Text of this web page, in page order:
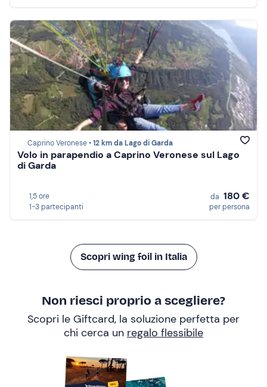
Caprino Veronese •12 km da Lago di Garda
Volo in parapendio a Caprino Veronese sul Lago
di Garda
1,5 ore
1-3 partecipanti
da 180 €
per persona
Scopri wing foil in Italia
Non riesci proprio a scegliere?
Scopri le Giftcard, la soluzione perfetta per
chi cerca un regalo flessibile